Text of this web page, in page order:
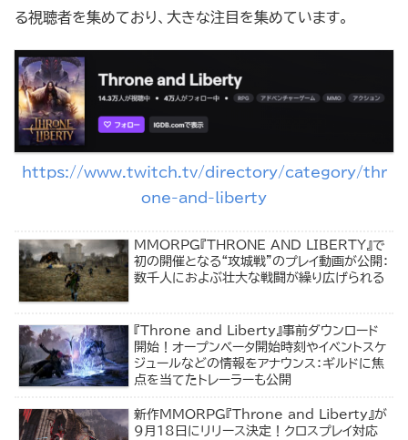
る視聴者を集めており、大きな注目を集めています。
https://www.twitch.tv/directory/category/thr
one-and-liberty
MMORPG『THRONE AND LIBERTY』で
初の開催となる“攻城戦”のプレイ動画が公開：
数千人におよぶ壮大な戦闘が繰り広げられる
『Throne and Liberty』事前ダウンロード
開始！オープンベータ開始時刻やイベントスケ
ジュールなどの情報をアナウンス：ギルドに焦
点を当てたトレーラーも公開
新作MMORPG『Throne and Liberty』が
9月18日にリリース決定！クロスプレイ対応